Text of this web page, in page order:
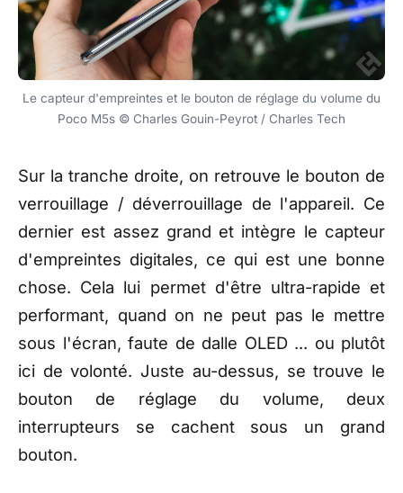
Le capteur d'empreintes et le bouton de réglage du volume du
Poco M5s © Charles Gouin-Peyrot / Charles Tech
Sur la tranche droite, on retrouve le bouton de
verrouillage / déverrouillage de l'appareil. Ce
dernier est assez grand et intègre le capteur
d'empreintes digitales, ce qui est une bonne
chose. Cela lui permet d'être ultra-rapide et
performant, quand on ne peut pas le mettre
sous l'écran, faute de dalle OLED ... ou plutôt
ici de volonté. Juste au-dessus, se trouve le
bouton de réglage du volume, deux
interrupteurs se cachent sous un grand
bouton.